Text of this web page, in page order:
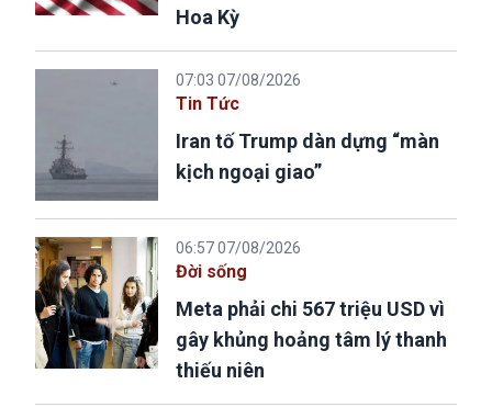
Hoa Kỳ
07:03 07/08/2026
Tin Tức
Iran tố Trump dàn dựng “màn
kịch ngoại giao”
06:57 07/08/2026
Đời sống
Meta phải chi 567 triệu USD vì
gây khủng hoảng tâm lý thanh
thiếu niên